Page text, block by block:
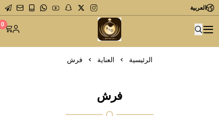
العربية
متجر عاشق العطور 0
الرئيسية العناية فرش
فرش